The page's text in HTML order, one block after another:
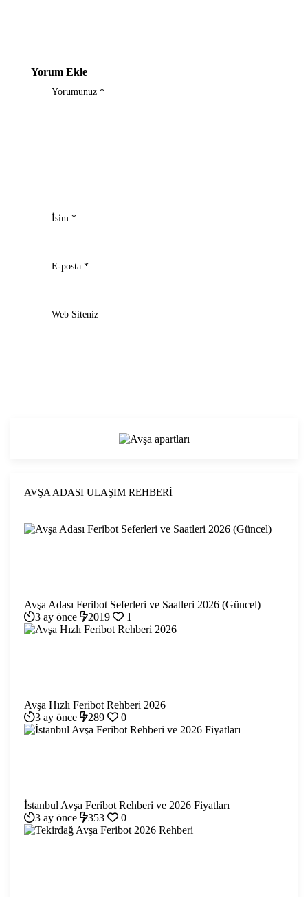
Yorum Ekle
Yorumunuz *
İsim *
E-posta *
Web Siteniz
AVŞA ADASI ULAŞIM REHBERI
Avşa Adası Feribot Seferleri ve Saatleri 2026 (Güncel)
3 ay önce
2019 1
Avşa Hızlı Feribot Rehberi 2026
3 ay önce
289 0
İstanbul Avşa Feribot Rehberi ve 2026 Fiyatları
3 ay önce
353 0